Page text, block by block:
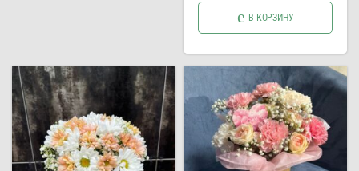
В КОРЗИНУ